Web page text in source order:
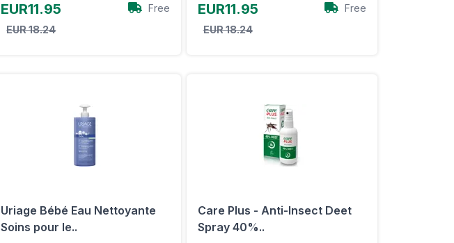
EUR11.95
EUR 18.24
Free EUR11.95
EUR 18.24
Free
Uriage Bébé Eau Nettoyante
Soins pour le..
Care Plus - Anti-Insect Deet
Spray 40%..